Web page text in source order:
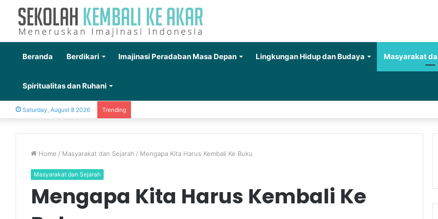
Beranda Berdikari Imajinasi Peradaban Masa Depan Lingkungan Hidup dan Budaya Masyarakat
Spiritualitas dan Ruhani
Saturday, August 8 2026 Trending
Home / Masyarakat dan Sejarah / Mengapa Kita Harus Kembali Ke Buku
Masyarakat dan Sejarah
Mengapa Kita Harus Kembali Ke